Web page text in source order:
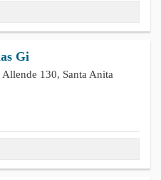
Gi
130, Santa Anita